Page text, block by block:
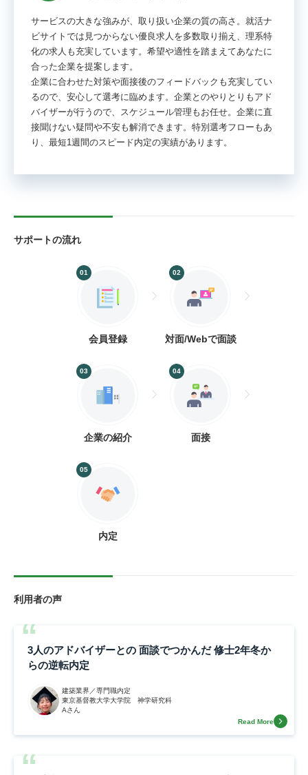
サービスの大きな強みが、取り扱い企業の質の高さ。就活ナ
ビサイトでは見つからない優良求人を多数取り揃え、理系特
化の求人も充実しています。希望や適性を踏まえてあなたに
合った企業を提案します。
企業に合わせた対策や面接後のフィードバックも充実してい
るので、安心して選考に臨めます。企業とのやりとりもアド
バイザーが行うので、スケジュール管理もお任せ。企業に直
接聞けない疑問や不安も解消できます。特別選考フローもあ
り、最短1週間のスピード内定の実績があります。
サポートの流れ
01
会員登録
02
対面/Webで面談
03
企業の紹介
04
面接
05
内定
利用者の声
3人のアドバイザーとの 面談でつかんだ 修士2年冬か
らの逆転内定
建築業界／専門職内定
東京基督教大学大学院 神学研究科
Aさん
Read More